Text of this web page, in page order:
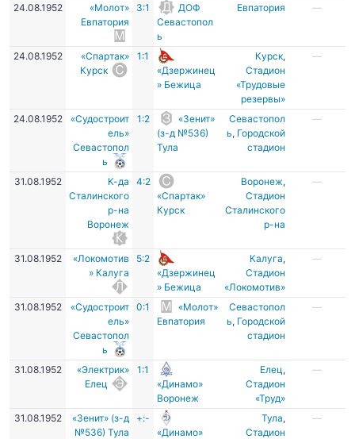
24.08.1952
«Молот»
Евпатория
3:1
ДОФ
Севастопол
ь
Евпатория —
24.08.1952
«Спартак»
Курск
1:1
«Дзержинец
» Бежица
Курск,
Стадион
«Трудовые
резервы»
—
24.08.1952
«Судостроит
ель»
Севастопол
ь
1:2
«Зенит»
(з-д №536)
Тула
Севастопол
ь, Городской
стадион
—
31.08.1952
К-да
Сталинского
р-на
Воронеж
4:2
«Спартак»
Курск
Воронеж,
Стадион
Сталинского
р-на
—
31.08.1952
«Локомотив
» Калуга
5:2
«Дзержинец
» Бежица
Калуга,
Стадион
«Локомотив»
—
31.08.1952
«Судостроит
ель»
Севастопол
ь
0:1
«Молот»
Евпатория
Севастопол
ь, Городской
стадион
—
31.08.1952
«Электрик»
Елец
1:1
«Динамо»
Воронеж
Елец ,
Стадион
«Труд»
—
31.08.1952
«Зенит» (з-д
№536) Тула
+:-
«Динамо»
Тула,
Стадион
—